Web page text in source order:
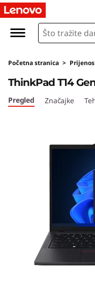
L
n
o
v
Početna stranica >
ThinkPad T14
Pregled Značajke